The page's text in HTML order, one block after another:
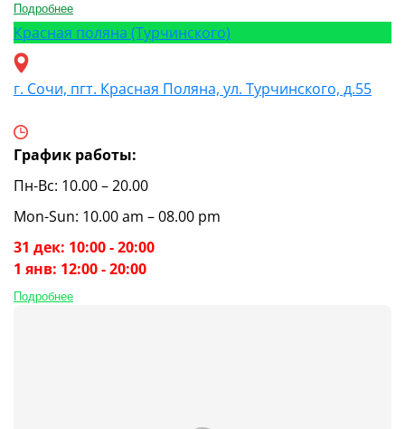
Подробнее
Красная поляна (Турчинского)
г. Сочи, пгт. Красная Поляна, ул. Турчинского, д.55
График работы:
Пн-Вс: 10.00 – 20.00
Mon-Sun: 10.00 am – 08.00 pm
31 дек: 10:00 - 20:00
1 янв: 12:00 - 20:00
Подробнее